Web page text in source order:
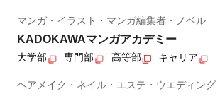
マンガ・イラスト・マンガ編集者・ノベル
KADOKAWAマンガアカデミー
大学部 専門部 高等部 キャリア
ヘアメイク・ネイル・エステ・ウエディング